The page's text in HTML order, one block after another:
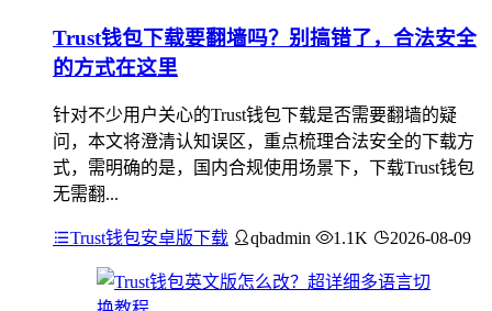
Trust钱包下载要翻墙吗？别搞错了，合法安全
的方式在这里
针对不少用户关心的Trust钱包下载是否需要翻墙的疑
问，本文将澄清认知误区，重点梳理合法安全的下载方
式，需明确的是，国内合规使用场景下，下载Trust钱包
无需翻...
Trust钱包安卓版下载 qbadmin 1.1K 2026-08-09